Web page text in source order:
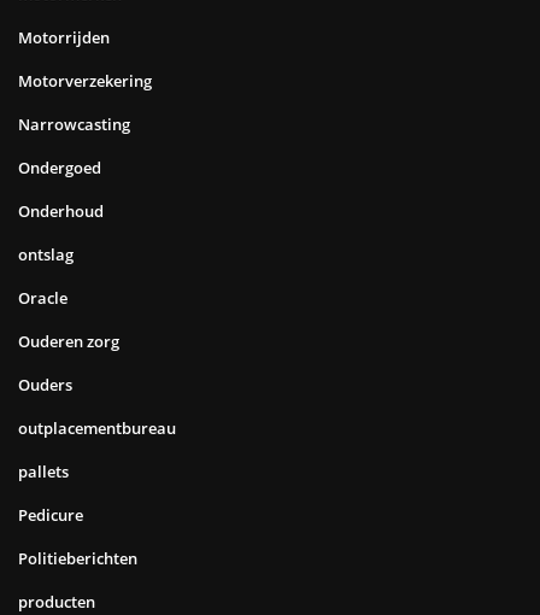
Motorrijden
Motorverzekering
Narrowcasting
Ondergoed
Onderhoud
ontslag
Oracle
Ouderen zorg
Ouders
outplacementbureau
pallets
Pedicure
Politieberichten
producten